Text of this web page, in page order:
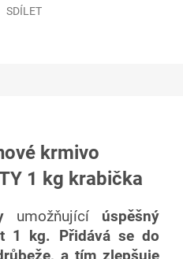
SDÍLET
krmivo
1 kg krabička
umožňující úspěšný
1 kg. Přidává se do